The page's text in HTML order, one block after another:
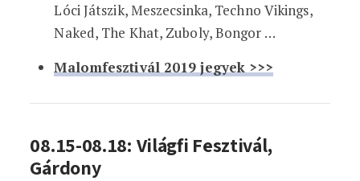
Lóci Játszik, Meszecsinka, Techno Vikings,
Naked, The Khat, Zuboly, Bongor …
Malomfesztivál 2019 jegyek >>>
08.15-08.18: Világfi Fesztivál,
Gárdony